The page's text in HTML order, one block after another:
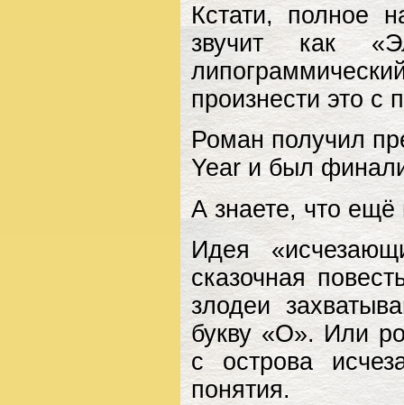
Кстати, полное
звучит как
произнести это с
Роман получил
Year и был
А знаете, что ещё
Идея
сказочная
злодеи
букву «О». Или
с острова
понятия.